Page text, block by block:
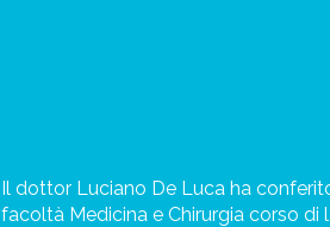
Il dottor Luciano De Luca ha
facoltà Medicina e Chirurgia corso di